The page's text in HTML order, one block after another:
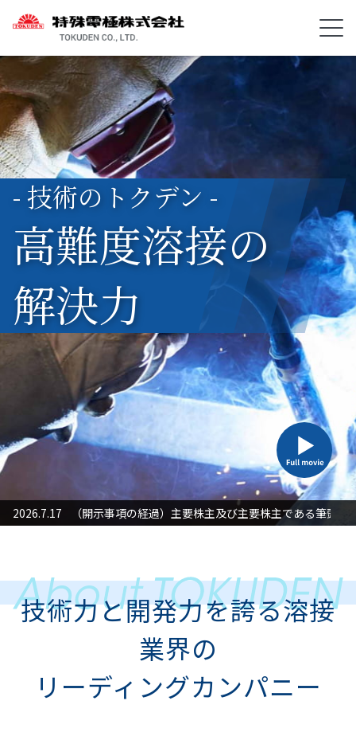
- 技術のトクデン -
高難度溶接の
解決力
対応」に関するお知らせ
2026.7.17 （開示事項の経過）主要株主及び主要株主である筆頭
技術力と開発力を誇る溶接
業界の
リーディングカンパニー